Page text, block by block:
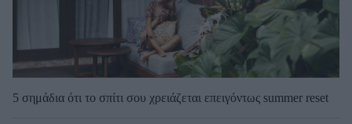
5 σημάδια ότι το σπίτι σου χρειάζεται επειγόντως summer reset